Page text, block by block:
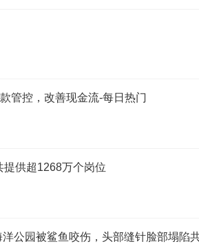
管控，改善现金流-每日热门
提供超1268万个岗位
洋公园被鲨鱼咬伤，头部缝针脸部塌